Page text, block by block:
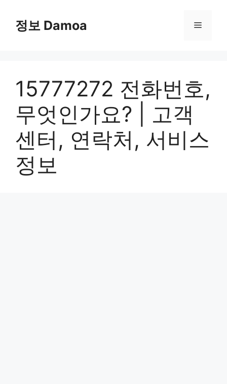
content정보 Damoa Menu
15777272 전화번호,
무엇인가요? | 고객
센터, 연락처, 서비스
정보